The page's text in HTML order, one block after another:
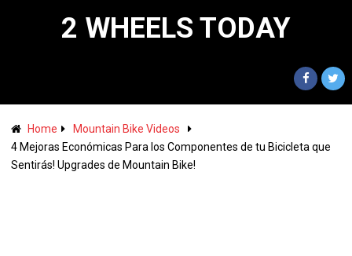
2 WHEELS TODAY
Home
Mountain Bike Videos
4 Mejoras Económicas Para los Componentes de tu Bicicleta que
Sentirás! Upgrades de Mountain Bike!